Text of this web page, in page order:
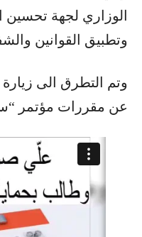
الوزاري لجهة تحسين
وتطبيق القوانين
وتم التطرق الى
عن مقررات مؤتمر